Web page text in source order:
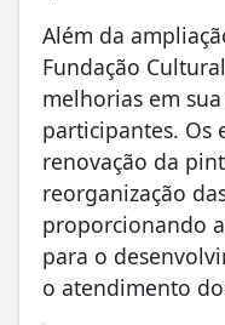
Além da
Fundação
melhorias em
participantes. Os
renovação da
reorganização
proporcionando
para o
o atendimento